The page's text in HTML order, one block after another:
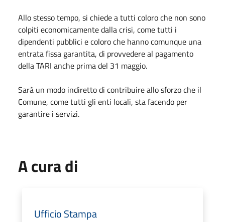
Allo stesso tempo, si chiede a tutti coloro che non sono
colpiti economicamente dalla crisi, come tutti i
dipendenti pubblici e coloro che hanno comunque una
entrata fissa garantita, di provvedere al pagamento
della TARI anche prima del 31 maggio.
Sarà un modo indiretto di contribuire allo sforzo che il
Comune, come tutti gli enti locali, sta facendo per
garantire i servizi.
A cura di
Ufficio Stampa